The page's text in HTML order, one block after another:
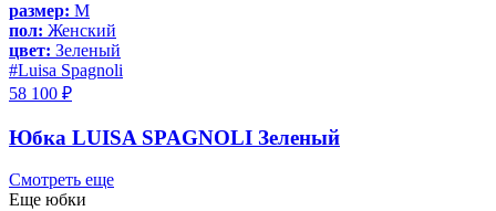
размер: M
пол: Женский
цвет: Зеленый
#Luisa Spagnoli
58 100 ₽
Юбка LUISA SPAGNOLI Зеленый
Смотреть еще
Еще юбки